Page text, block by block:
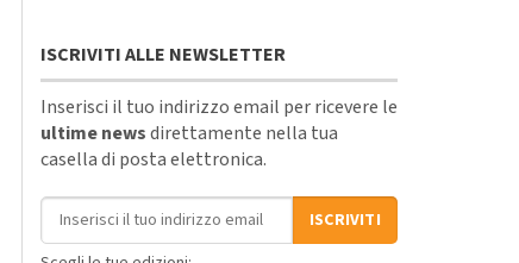
ISCRIVITI ALLE NEWSLETTER
Inserisci il tuo indirizzo email per ricevere le
ultime newsdirettamente nella tua
casella di posta elettronica.
Indirizzo email
ISCRIVITI